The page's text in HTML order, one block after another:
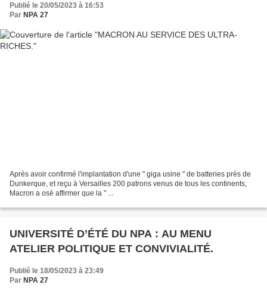
Publié le 20/05/2023 à 16:53
Par NPA 27
Après avoir confirmé l'implantation d'une " giga usine " de batteries près de
Dunkerque, et reçu à Versailles 200 patrons venus de tous les continents,
Macron a osé affirmer que la " ...
UNIVERSITÉ D’ÉTÉ DU NPA : AU MENU
ATELIER POLITIQUE ET CONVIVIALITÉ.
Publié le 18/05/2023 à 23:49
Par NPA 27